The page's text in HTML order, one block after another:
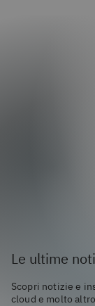
Le ultime
Scopri notizie e
cloud e molto